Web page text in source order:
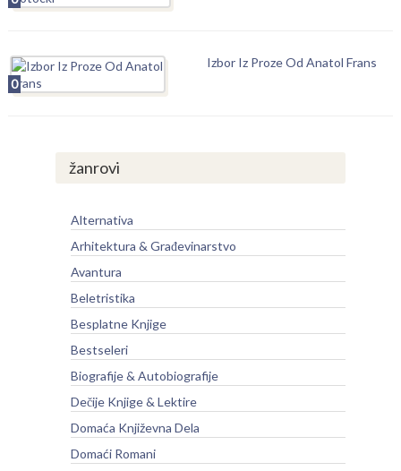
0
Izbor Iz Proze Od Anatol Frans
žanrovi
Alternativa
Arhitektura & Građevinarstvo
Avantura
Beletristika
Besplatne Knjige
Bestseleri
Biografije & Autobiografije
Dečije Knjige & Lektire
Domaća Književna Dela
Domaći Romani